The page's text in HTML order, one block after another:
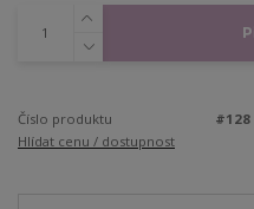
Číslo produktu
#128
Hlídat cenu / dostupnost